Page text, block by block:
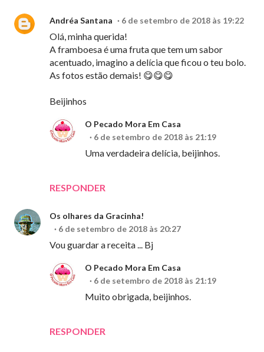
Andréa Santana 6 de setembro de 2018 às 19:22
Olá, minha querida!
A framboesa é uma fruta que tem um sabor
acentuado, imagino a delícia que ficou o teu bolo.
As fotos estão demais! 😋😋😋
Beijinhos
RESPONDER
O Pecado Mora Em Casa
6 de setembro de 2018 às 21:19
Uma verdadeira delícia, beijinhos.
Os olhares da Gracinha!
6 de setembro de 2018 às 20:27
Vou guardar a receita ... Bj
RESPONDER
O Pecado Mora Em Casa
6 de setembro de 2018 às 21:19
Muito obrigada, beijinhos.